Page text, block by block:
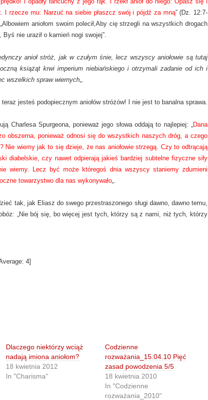
I rzecze mu: Narzuć na siebie płaszcz swój i pójdź za mną” (Dz. 12:7-
aniołom swoim polecił,Aby cię strzegli na wszystkich drogach
nie uraził o kamień nogi swojej”.
anioł stróż, jak w czułym śnie, lecz wszyscy aniołowie są tutaj
książąt krwi imperium niebiańskiego i otrzymali zadanie od ich i
wszelkich spraw wiernych„.
jesteś podopiecznym aniołów stróżów! I nie jest to banalna sprawa.
Charlesa Spurgeona, ponieważ jego słowa oddają to najlepiej: „Dana
obszerna, ponieważ odnosi się do wszystkich naszych dróg, a czego
Nie wiemy jak to się dzieje, że nas aniołowie strzegą. Czy to odtrącają
diabelskie, czy nawet odpierają jakieś bardziej subtelne fizyczne siły
wiemy. Lecz być może któregoś dnia wszyscy staniemy zdumieni
towarzystwo dla nas wykonywało„.
tak, jak Eliasz do swego przestraszonego sługi dawno, dawno temu,
„Nie bój się, bo więcej jest tych, którzy są z nami, niż tych, którzy
4]
Dlaczego niektórzy wciąż
nadają imiona aniołom?
18 kwietnia 2012
In "Charisma"
Codzienne
rozważania_15.04.10 Pięć
zasad powodzenia 5/5
18 kwietnia 2010
In "Codzienne
rozważania_2010"